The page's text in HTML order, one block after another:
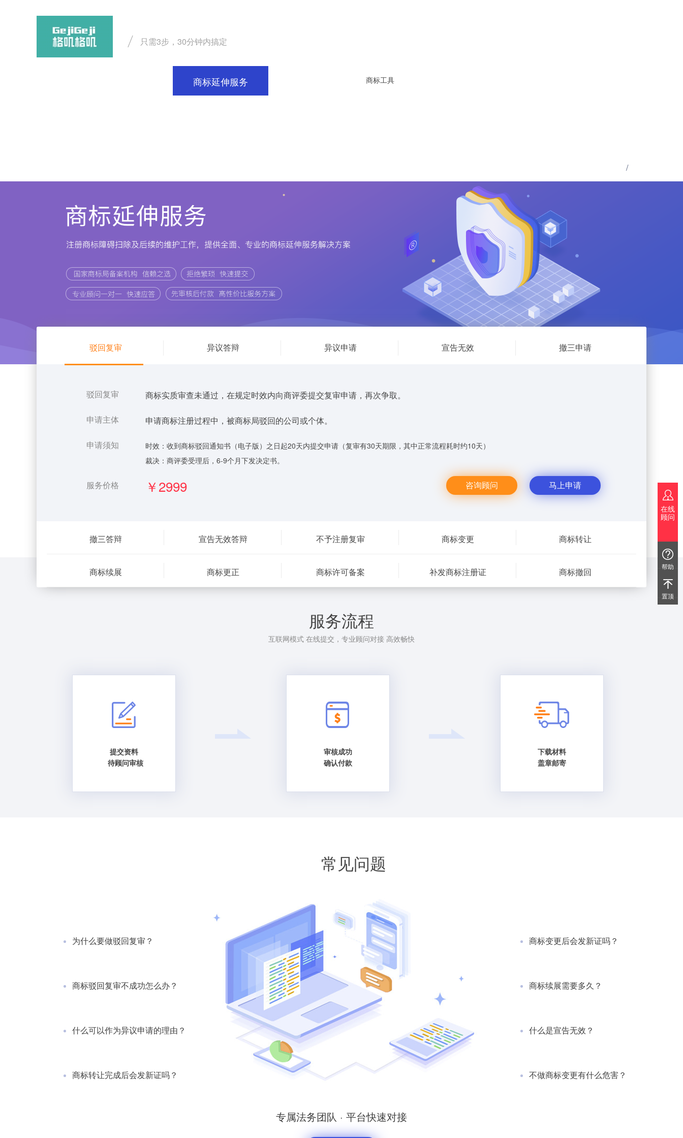
只需3步，30分钟内搞定
商标延伸服务 商标工具
/
驳回复审 异议答辩 异议申请 宣告无效 撤三申请
驳回复审 商标实质审查未通过，在规定时效内向商评委提交复审申请，再次争取。
申请主体 申请商标注册过程中，被商标局驳回的公司或个体。
申请须知
时效：收到商标驳回通知书（电子版）之日起20天内提交申请（复审有30天期限，其中正常流程耗时约10天）
裁决：商评委受理后，6-9个月下发决定书。
服务价格 ￥2999 咨询顾问 马上申请
撤三答辩 宣告无效答辩 不予注册复审 商标变更 商标转让
商标续展 商标更正 商标许可备案 补发商标注册证 商标撤回
服务流程
互联网模式 在线提交，专业顾问对接 高效畅快
提交资料
待顾问审核
审核成功
确认付款
下载材料
盖章邮寄
常见问题
为什么要做驳回复审？
商标驳回复审不成功怎么办？
什么可以作为异议申请的理由？
商标转让完成后会发新证吗？
商标变更后会发新证吗？
商标续展需要多久？
什么是宣告无效？
不做商标变更有什么危害？
专属法务团队 · 平台快速对接
在线
顾问
帮助
置顶